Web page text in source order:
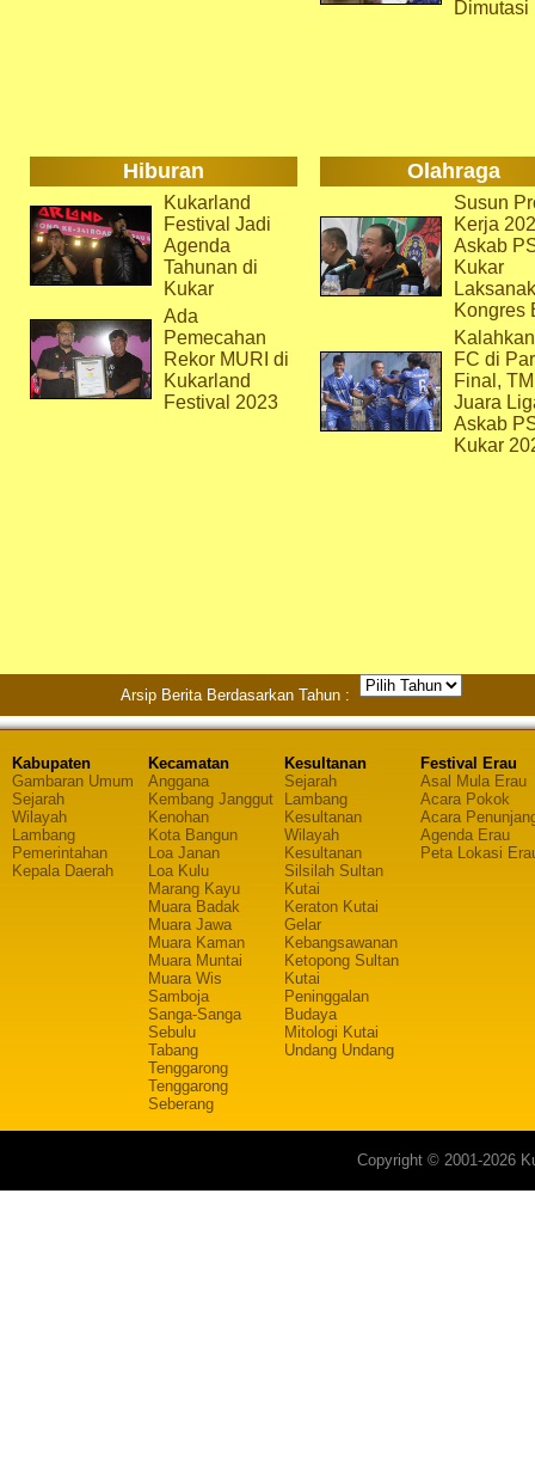
Dimutasi
Hiburan Olahraga
Kukarland
Festival Jadi
Agenda
Tahunan di
Kukar
Ada
Pemecahan
Rekor MURI di
Kukarland
Festival 2023
Susun
Kerja
Askab
Kukar
Kongres
FC di
Final,
Juara
Askab
Kukar
Arsip Berita Berdasarkan Tahun :
Kabupaten
Gambaran Umum
Sejarah
Wilayah
Lambang
Pemerintahan
Kepala Daerah
Kecamatan
Anggana
Kembang Janggut
Kenohan
Kota Bangun
Loa Janan
Loa Kulu
Marang Kayu
Muara Badak
Muara Jawa
Muara Kaman
Muara Muntai
Muara Wis
Samboja
Sanga-Sanga
Sebulu
Tabang
Tenggarong
Tenggarong
Seberang
Kesultanan
Sejarah
Lambang
Kesultanan
Wilayah
Kesultanan
Silsilah Sultan
Kutai
Keraton Kutai
Gelar
Kebangsawanan
Ketopong Sultan
Kutai
Peninggalan
Budaya
Mitologi Kutai
Undang Undang
Festival Erau
Asal Mula Erau
Acara Pokok
Acara
Agenda Erau
Peta Lokasi
Copyright © 2001-2026